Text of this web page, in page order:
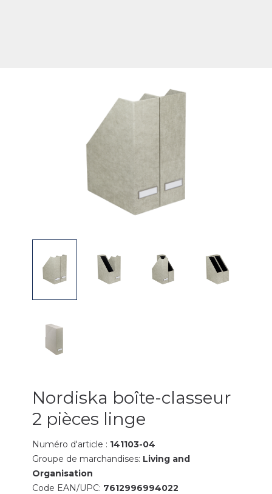
Nordiska boîte-classeur
2 pièces linge
Numéro d'article : 141103-04
Groupe de marchandises: Living and
Organisation
Code EAN/UPC: 7612996994022